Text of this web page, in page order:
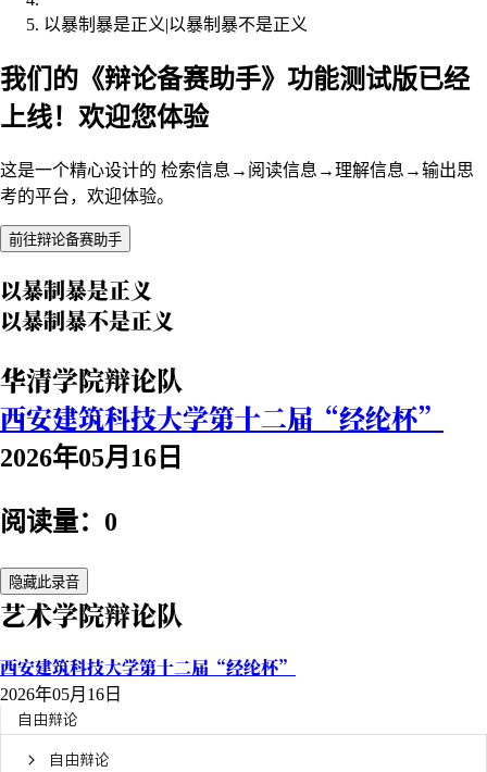
以暴制暴是正义|以暴制暴不是正义
我们的《辩论备赛助手》功能测试版已经
上线！欢迎您体验
这是一个精心设计的 检索信息→阅读信息→理解信息→输出思
考的平台，欢迎体验。
前往辩论备赛助手
以暴制暴是正义
以暴制暴不是正义
华清学院辩论队
西安建筑科技大学第十二届“经纶杯”
2026年05月16日
阅读量：0
隐藏此录音
艺术学院辩论队
西安建筑科技大学第十二届“经纶杯”
2026年05月16日
自由辩论
自由辩论